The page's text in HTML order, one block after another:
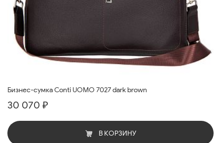
Бизнес-сумка Conti UOMO 7027 dark brown
30 070 ₽
В КОРЗИНУ